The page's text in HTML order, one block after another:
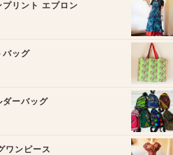
プリント エプロン
バッグ
ダーバッグ
ワンピース